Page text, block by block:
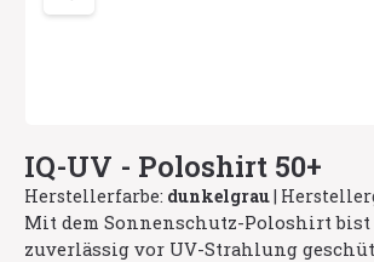
IQ-UV - Poloshirt 50+
Herstellerfarbe: dunkelgrau|
Mit dem Sonnenschutz-Poloshirt
zuverlässig vor UV-Strahlung